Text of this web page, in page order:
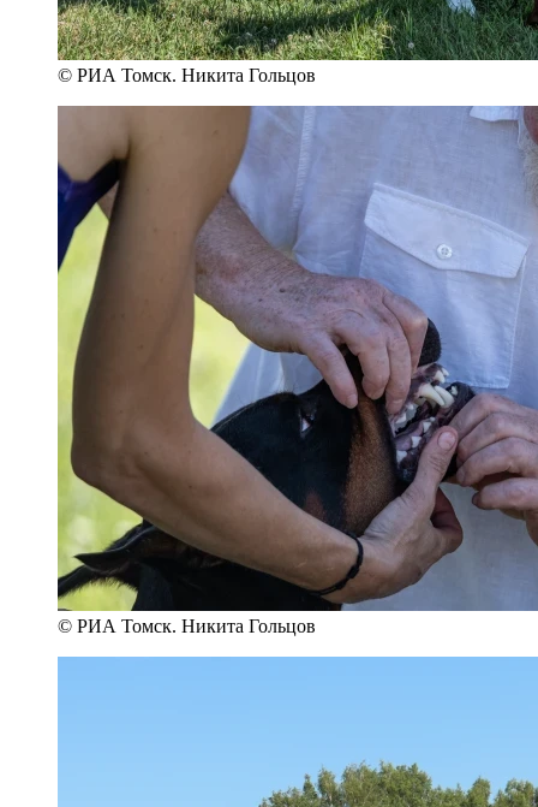
© РИА Томск. Никита Гольцов
© РИА Томск. Никита Гольцов